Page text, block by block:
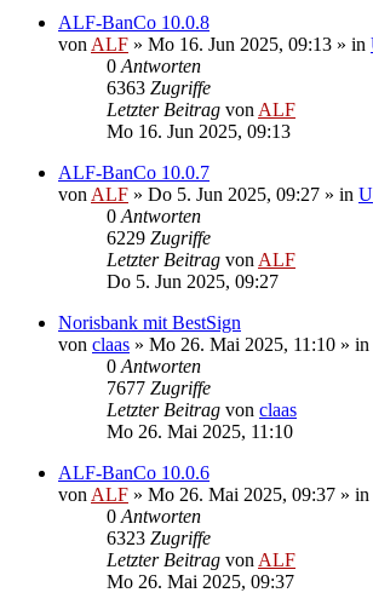
ALF-BanCo 10.0.8
von ALF » Mo 16. Jun 2025, 09:13 » in
0 Antworten
6363 Zugriffe
Letzter Beitrag von ALF
Mo 16. Jun 2025, 09:13
ALF-BanCo 10.0.7
von ALF » Do 5. Jun 2025, 09:27 » in
0 Antworten
6229 Zugriffe
Letzter Beitrag von ALF
Do 5. Jun 2025, 09:27
Norisbank mit BestSign
von claas » Mo 26. Mai 2025, 11:10 » in
0 Antworten
7677 Zugriffe
Letzter Beitrag von claas
Mo 26. Mai 2025, 11:10
ALF-BanCo 10.0.6
von ALF » Mo 26. Mai 2025, 09:37 » in
0 Antworten
6323 Zugriffe
Letzter Beitrag von ALF
Mo 26. Mai 2025, 09:37